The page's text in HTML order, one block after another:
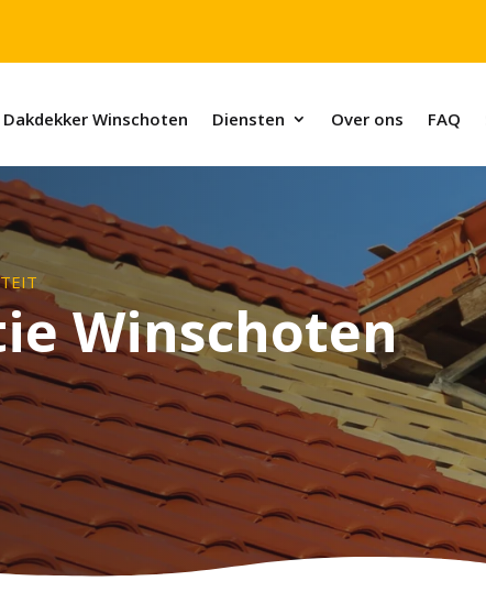
Dakdekker Winschoten Diensten Over ons FAQ
Winschoten